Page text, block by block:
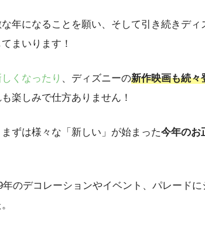
年になることを願い、そして引き続きデ
まいります！
くなったり 、ディズニーの新作映画も続々
楽しみで仕方ありません！
ずは様々な「新しい」が始まった今年のお
年のデコレーションやイベント、パレード